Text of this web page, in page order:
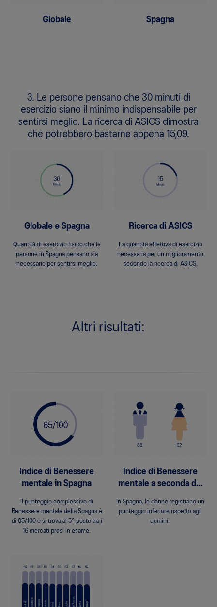
Globale Spagna
3. Le persone pensano che 30 minuti di
esercizio siano il minimo indispensabile per
sentirsi meglio. La ricerca di ASICS dimostra
che potrebbero bastarne appena 15,09.
Globale e Spagna
Quantità di esercizio fisico che le
persone in Spagna pensano sia
necessario per sentirsi meglio.
Ricerca di ASICS
La quantità effettiva di esercizio
necessaria per un miglioramento
secondo la ricerca di ASICS.
Altri risultati:
Indice di Benessere
mentale in Spagna
Il punteggio complessivo di
Benessere mentale della Spagna è
di 65/100 e si trova al 5° posto tra i
16 mercati presi in esame.
Indice di Benessere
mentale a seconda del
In Spagna, le donne registrano un
punteggio inferiore rispetto agli
uomini.